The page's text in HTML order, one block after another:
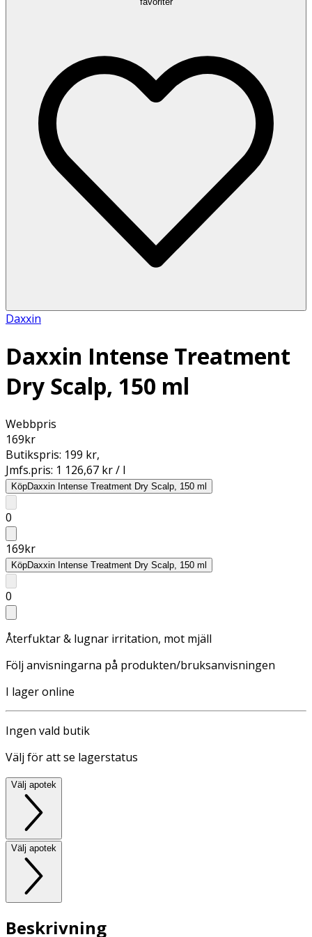
Daxxin
Daxxin Intense Treatment
Dry Scalp, 150 ml
Webbpris
169kr
Butikspris: 199 kr,
Jmfs.pris: 1 126,67 kr / l
KöpDaxxin Intense Treatment Dry Scalp, 150 ml
0
169kr
KöpDaxxin Intense Treatment Dry Scalp, 150 ml
0
Återfuktar & lugnar irritation, mot mjäll
Följ anvisningarna på produkten/bruksanvisningen
I lager online
Ingen vald butik
Välj för att se lagerstatus
Välj apotek
Välj apotek
Beskrivning